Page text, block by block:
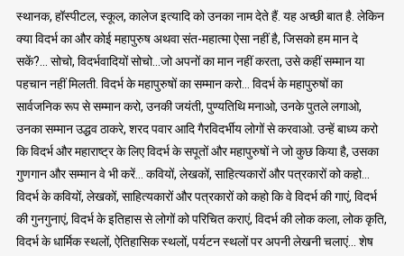
स्थानक, हॉस्पीटल, स्कूल, कालेज इत्यादि को उनका नाम देते हैं. यह अच्छी बात है. लेकिन
क्या विदर्भ का और कोई महापुरुष अथवा संत-महात्मा ऐसा नहीं है, जिसको हम मान दे
सकें?… सोचो, विदर्भवादियों सोचो…जो अपनों का मान नहीं करता, उसे कहीं सम्मान या
पहचान नहीं मिलती. विदर्भ के महापुरुषों का सम्मान करो… विदर्भ के महापुरुषों का
सार्वजनिक रूप से सम्मान करो, उनकी जयंती, पुण्यतिथि मनाओ, उनके पुतले लगाओ,
उनका सम्मान उद्धव ठाकरे, शरद पवार आदि गैरविदर्भीय लोगों से करवाओ. उन्हें बाध्य करो
कि विदर्भ और महाराष्ट्र के लिए विदर्भ के सपूतों और महापुरुषों ने जो कुछ किया है, उसका
गुणगान और सम्मान वे भी करें… कवियों, लेखकों, साहित्यकारों और पत्रकारों को कहो…
विदर्भ के कवियों, लेखकों, साहित्यकारों और पत्रकारों को कहो कि वे विदर्भ की गाएं, विदर्भ
की गुनगुनाएं, विदर्भ के इतिहास से लोगों को परिचित कराएं, विदर्भ की लोक कला, लोक कृति,
विदर्भ के धार्मिक स्थलों, ऐतिहासिक स्थलों, पर्यटन स्थलों पर अपनी लेखनी चलाएं… शेष